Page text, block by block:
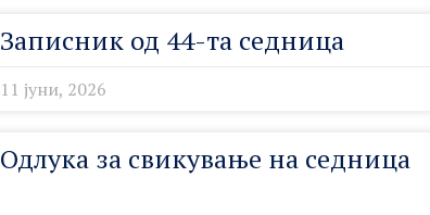
Записник од 44-та седница
11 јуни, 2026
Одлука за свикување на седница